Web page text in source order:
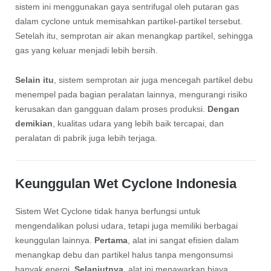
sistem ini menggunakan gaya sentrifugal oleh putaran gas
dalam cyclone untuk memisahkan partikel-partikel tersebut.
Setelah itu, semprotan air akan menangkap partikel, sehingga
gas yang keluar menjadi lebih bersih.
Selain itu, sistem semprotan air juga mencegah partikel debu
menempel pada bagian peralatan lainnya, mengurangi risiko
kerusakan dan gangguan dalam proses produksi. Dengan
demikian, kualitas udara yang lebih baik tercapai, dan
peralatan di pabrik juga lebih terjaga.
Keunggulan Wet Cyclone Indonesia
Sistem Wet Cyclone tidak hanya berfungsi untuk
mengendalikan polusi udara, tetapi juga memiliki berbagai
keunggulan lainnya. Pertama, alat ini sangat efisien dalam
menangkap debu dan partikel halus tanpa mengonsumsi